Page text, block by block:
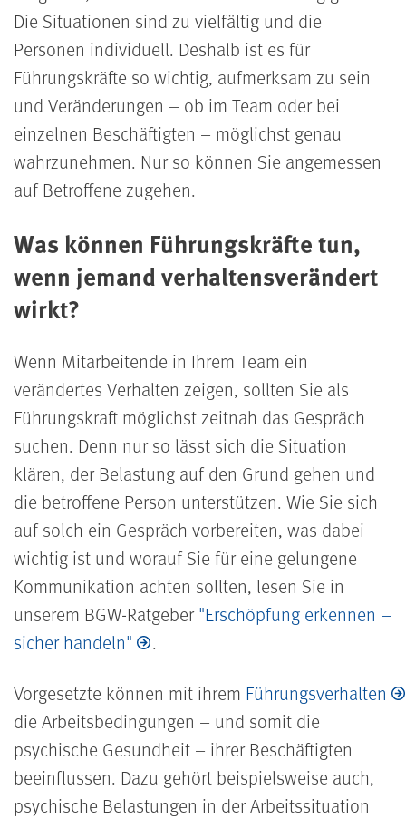
Die Situationen sind zu vielfältig und die
Personen individuell. Deshalb ist es für
Führungskräfte so wichtig, aufmerksam zu sein
und Veränderungen – ob im Team oder bei
einzelnen Beschäftigten – möglichst genau
wahrzunehmen. Nur so können Sie angemessen
auf Betroffene zugehen.
Was können Führungskräfte tun,
wenn jemand verhaltensverändert
wirkt?
Wenn Mitarbeitende in Ihrem Team ein
verändertes Verhalten zeigen, sollten Sie als
Führungskraft möglichst zeitnah das Gespräch
suchen. Denn nur so lässt sich die Situation
klären, der Belastung auf den Grund gehen und
die betroffene Person unterstützen. Wie Sie sich
auf solch ein Gespräch vorbereiten, was dabei
wichtig ist und worauf Sie für eine gelungene
Kommunikation achten sollten, lesen Sie in
unserem BGW-Ratgeber"Erschöpfung erkennen –
sicher handeln"
.
Vorgesetzte können mit ihrem Führungsverhalten
die Arbeitsbedingungen – und somit die
psychische Gesundheit – ihrer Beschäftigten
beeinflussen. Dazu gehört beispielsweise auch,
psychische Belastungen in der Arbeitssituation